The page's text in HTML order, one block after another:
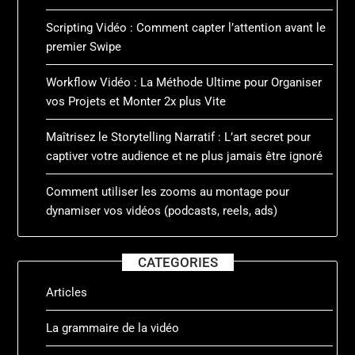
Scripting Vidéo : Comment capter l’attention avant le
premier Swipe
Workflow Vidéo : La Méthode Ultime pour Organiser
vos Projets et Monter 2x plus Vite
Maîtrisez le Storytelling Narratif : L’art secret pour
captiver votre audience et ne plus jamais être ignoré
Comment utiliser les zooms au montage pour
dynamiser vos vidéos (podcasts, reels, ads)
CATEGORIES
Articles
La grammaire de la vidéo